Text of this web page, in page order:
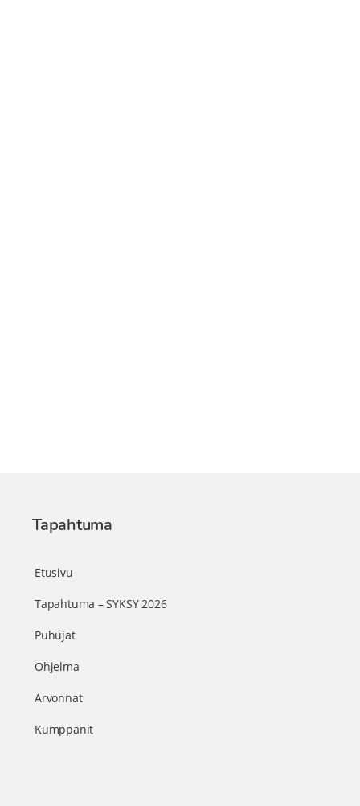
Tapahtuma
Etusivu
Tapahtuma – SYKSY 2026
Puhujat
Ohjelma
Arvonnat
Kumppanit